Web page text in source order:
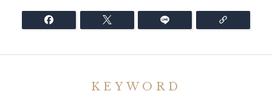
KEYWORD